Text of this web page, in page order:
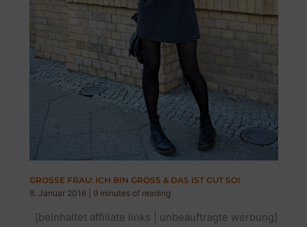
GROSSE FRAU: ICH BIN GROSS & DAS IST GUT SO!
8. Januar 2016
9 minutes of reading
[beinhaltet affiliate links | unbeauftragte werbung]